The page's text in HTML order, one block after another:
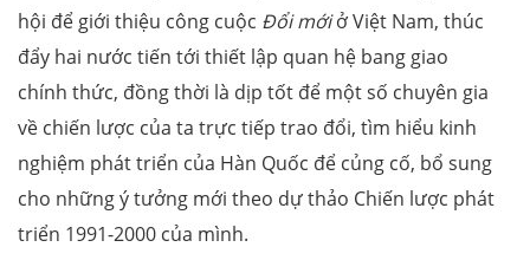
hội để giới thiệu công cuộc Đổi mớiở Việt Nam, thúc
đẩy hai nước tiến tới thiết lập quan hệ bang giao
chính thức, đồng thời là dịp tốt để một số chuyên gia
về chiến lược của ta trực tiếp trao đổi, tìm hiểu kinh
nghiệm phát triển của Hàn Quốc để củng cố, bổ sung
cho những ý tưởng mới theo dự thảo Chiến lược phát
triển 1991-2000 của mình.